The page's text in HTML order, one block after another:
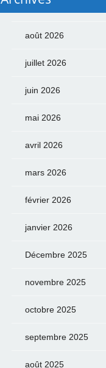
août 2026
juillet 2026
juin 2026
mai 2026
avril 2026
mars 2026
février 2026
janvier 2026
Décembre 2025
novembre 2025
octobre 2025
septembre 2025
août 2025